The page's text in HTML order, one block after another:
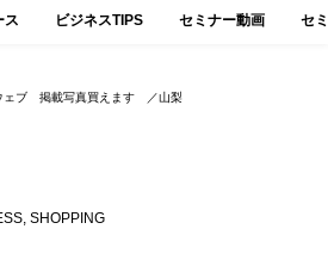
ス ビジネスTIPS セミナー動画 セ
ブ 掲載写真買えます ／山梨
, SHOPPING